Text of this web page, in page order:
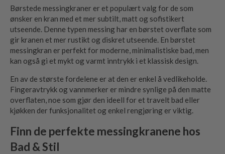
Børstede messingkraner er et populært valg for de som
ønsker en kran med et mer subtilt, matt og sofistikert
utseende. Denne typen messing har en børstet overflate som
gir kranen et mer rustikt og diskret utseende. En børstet
messingkran er perfekt for moderne, minimalistiske bad, men
kan også gi et mykt og varmt inntrykk i et klassisk design.
En av de største fordelene er at den er enkel å vedlikeholde.
Fingeravtrykk og vannmerker er mindre synlige på den matte
overflaten, noe som gjør den ideell for et travelt bad eller
kjøkken der funksjonalitet og enkel rengjøring er viktig.
Finn de perfekte messingkranene hos
Bad & Stil